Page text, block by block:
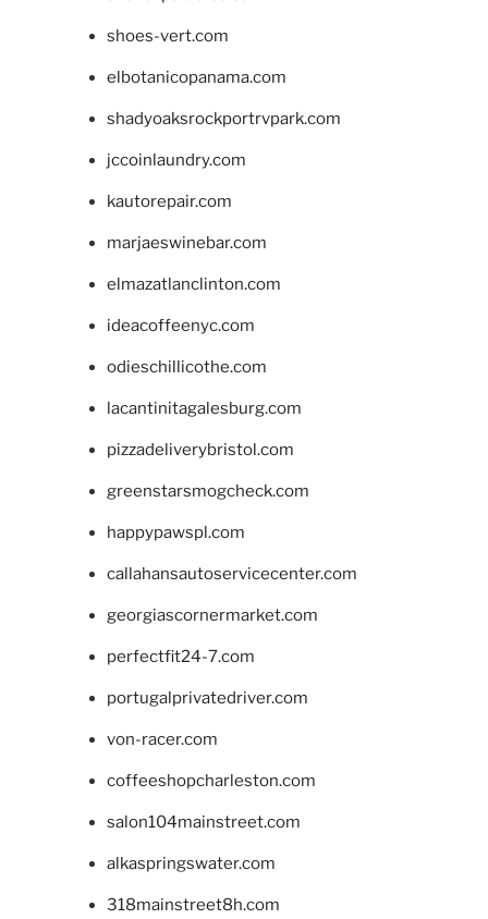
shoes-vert.com
elbotanicopanama.com
shadyoaksrockportrvpark.com
jccoinlaundry.com
kautorepair.com
marjaeswinebar.com
elmazatlanclinton.com
ideacoffeenyc.com
odieschillicothe.com
lacantinitagalesburg.com
pizzadeliverybristol.com
greenstarsmogcheck.com
happypawspl.com
callahansautoservicecenter.com
georgiascornermarket.com
perfectfit24-7.com
portugalprivatedriver.com
von-racer.com
coffeeshopcharleston.com
salon104mainstreet.com
alkaspringswater.com
318mainstreet8h.com